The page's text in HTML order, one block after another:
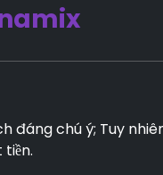
đáng chú ý; Tuy
tiền.